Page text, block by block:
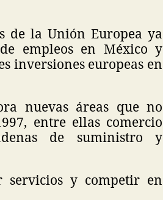
de la Unión Europea ya
empleos en México y
inversiones europeas en
nuevas áreas que no
entre ellas comercio
de suministro y
servicios y competir en